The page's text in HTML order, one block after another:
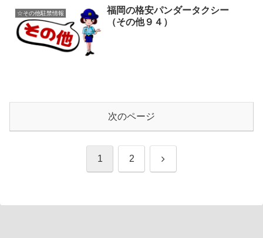
☆その他駐禁情報
福岡の格安パンダータクシー
（その他９４）
次のページ
1 2 次